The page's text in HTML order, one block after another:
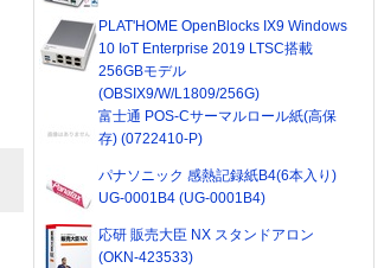
PLAT'HOME OpenBlocks IX9 Windows
10 IoT Enterprise 2019 LTSC搭載
256GBモデル
(OBSIX9/W/L1809/256G)
富士通 POS-Cサーマルロール紙(高保
存) (0722410-P)
パナソニック 感熱記録紙B4(6本入り)
UG-0001B4 (UG-0001B4)
応研 販売大臣 NX スタンドアロン
(OKN-423533)